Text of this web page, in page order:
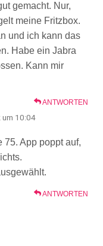
gemacht. Nur,
meine Fritzbox.
und ich kann das
Habe ein Jabra
Kann mir
ANTWORTEN
um 10:04
75. App poppt auf,
ANTWORTEN